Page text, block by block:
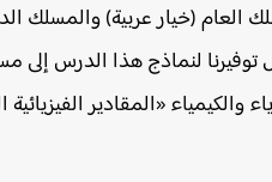
العام (خيار عربية)
لنماذج هذا الدرس إلى
والكيمياء «المقادير